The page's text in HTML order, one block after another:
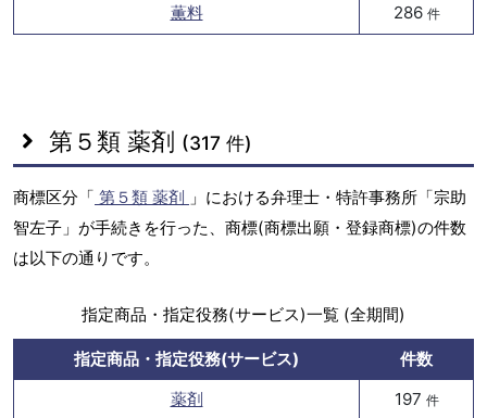
薫料 286 件
第５類 薬剤 (317 件)
商標区分「 第５類 薬剤
」における弁理士・特許事務所「宗助
智左子」が手続きを行った、商標(商標出願・登録商標)の件数
は以下の通りです。
指定商品・指定役務(サービス)一覧 (全期間)
指定商品・指定役務(サービス)
件数
薬剤
197 件